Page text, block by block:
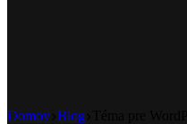
Domov Blog